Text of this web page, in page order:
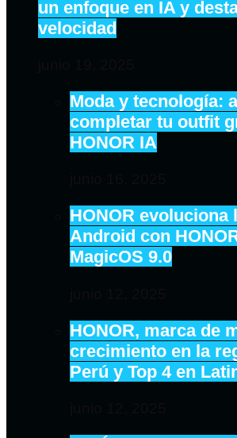
un enfoque en IA y
velocidad
Moda y tecnología:
completar tu outfit
HONOR IA
HONOR evoluciona
Android con
MagicOS 9.0
HONOR, marca de
crecimiento en la
Perú y Top 4 en